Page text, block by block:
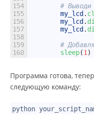
154
155
156
157
158
159
160
# Выводи
my_lcd .
my_lcd .
my_lcd .
#
sleep(1 )
Программа готова,
следующую команду:
python